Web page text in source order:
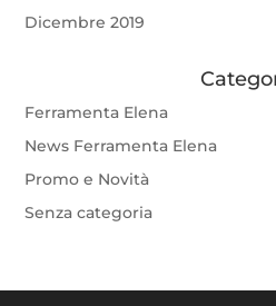
Dicembre 2019
Ferramenta Elena
News Ferramenta Elena
Promo e Novità
Senza categoria